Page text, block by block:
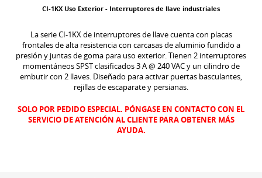
CI-1KX Uso Exterior - Interruptores de llave industriales
La serie CI-1KX de interruptores de llave cuenta con placas
frontales de alta resistencia con carcasas de aluminio fundido a
presión y juntas de goma para uso exterior. Tienen 2 interruptores
momentáneos SPST clasificados 3 A @ 240 VAC y un cilindro de
embutir con 2 llaves. Diseñado para activar puertas basculantes,
rejillas de escaparate y persianas.
SOLO POR PEDIDO ESPECIAL. PÓNGASE EN CONTACTO CON EL
SERVICIO DE ATENCIÓN AL CLIENTE PARA OBTENER MÁS
AYUDA.